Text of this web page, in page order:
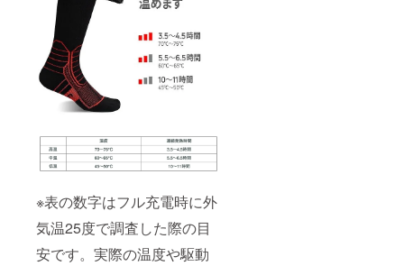
※表の数字はフル充電時に外
気温25度で調査した際の目
安です。実際の温度や駆動